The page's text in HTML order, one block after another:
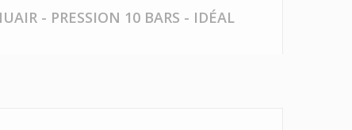
- PRESSION 10 BARS - IDÉAL